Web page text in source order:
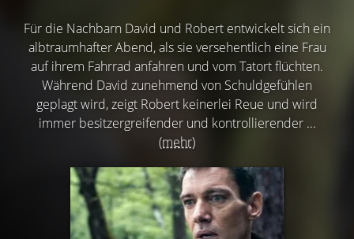
Für die Nachbarn David und Robert entwickelt sich ein
albtraumhafter Abend, als sie versehentlich eine Frau
auf ihrem Fahrrad anfahren und vom Tatort flüchten.
Während David zunehmend von Schuldgefühlen
geplagt wird, zeigt Robert keinerlei Reue und wird
immer besitzergreifender und kontrollierender ...
(mehr)